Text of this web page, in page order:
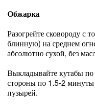
Обжарка
Разогрейте сковороду с
блинную) на среднем
абсолютно сухой, без
Выкладывайте кутабы
стороны по 1.5-2 минуты
пузырей.